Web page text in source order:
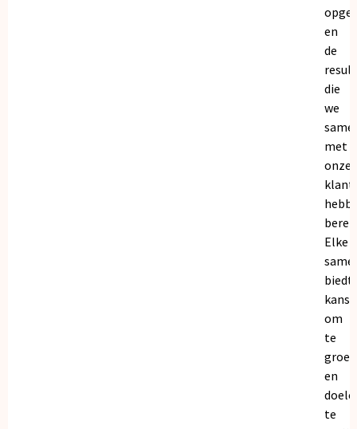
en
de
die
we
met
onze
Elke
biedt
om
te
en
te